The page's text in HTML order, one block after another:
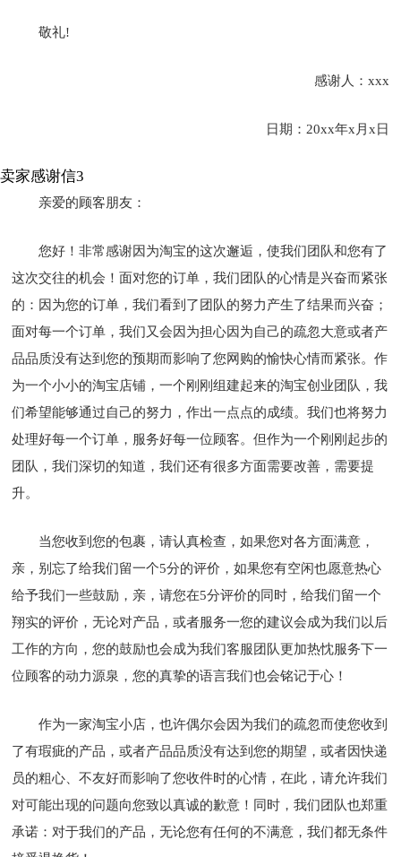
敬礼!
感谢人：xxx
日期：20xx年x月x日
卖家感谢信3
亲爱的顾客朋友：
您好！非常感谢因为淘宝的这次邂逅，使我们团队和您有了
这次交往的机会！面对您的订单，我们团队的心情是兴奋而紧张
的：因为您的订单，我们看到了团队的努力产生了结果而兴奋；
面对每一个订单，我们又会因为担心因为自己的疏忽大意或者产
品品质没有达到您的预期而影响了您网购的愉快心情而紧张。作
为一个小小的淘宝店铺，一个刚刚组建起来的淘宝创业团队，我
们希望能够通过自己的努力，作出一点点的成绩。我们也将努力
处理好每一个订单，服务好每一位顾客。但作为一个刚刚起步的
团队，我们深切的知道，我们还有很多方面需要改善，需要提
升。
当您收到您的包裹，请认真检查，如果您对各方面满意，
亲，别忘了给我们留一个5分的评价，如果您有空闲也愿意热心
给予我们一些鼓励，亲，请您在5分评价的同时，给我们留一个
翔实的评价，无论对产品，或者服务一您的建议会成为我们以后
工作的方向，您的鼓励也会成为我们客服团队更加热忱服务下一
位顾客的动力源泉，您的真挚的语言我们也会铭记于心！
作为一家淘宝小店，也许偶尔会因为我们的疏忽而使您收到
了有瑕疵的产品，或者产品品质没有达到您的期望，或者因快递
员的粗心、不友好而影响了您收件时的心情，在此，请允许我们
对可能出现的问题向您致以真诚的歉意！同时，我们团队也郑重
承诺：对于我们的产品，无论您有任何的不满意，我们都无条件